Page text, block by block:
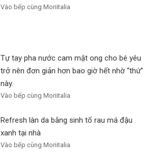
Vào bếp cùng Moriitalia
Tự tay pha nước cam mật ong cho bé yêu
trở nên đơn giản hơn bao giờ hết nhờ “thứ”
này.
Vào bếp cùng Moriitalia
Refresh làn da bằng sinh tố rau má đậu
xanh tại nhà
Vào bếp cùng Moriitalia